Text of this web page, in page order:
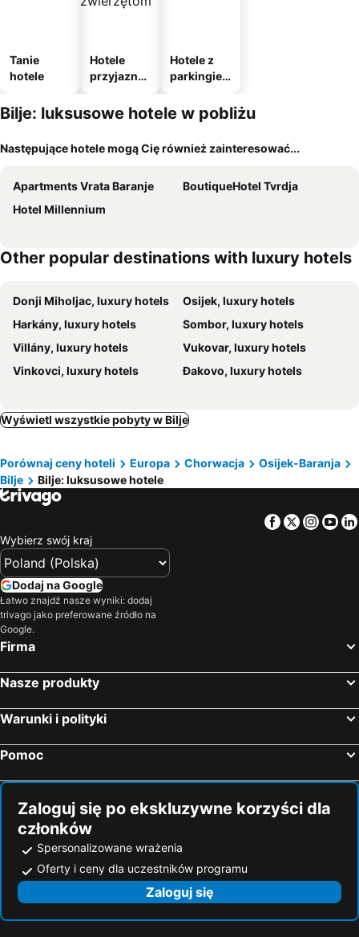
Tanie
hotele
Hotele
przyjazne
m
Hotele z
parkingie
Bilje: luksusowe hotele w pobliżu
Następujące hotele mogą Cię również zainteresować...
Apartments Vrata Baranje
BoutiqueHotel Tvrdja
Hotel Millennium
Other popular destinations with luxury hotels
Donji Miholjac, luxury hotels
Osijek, luxury hotels
Harkány, luxury hotels
Sombor, luxury hotels
Villány, luxury hotels
Vukovar, luxury hotels
Vinkovci, luxury hotels
Đakovo, luxury hotels
Wyświetl wszystkie pobyty w Bilje
Porównaj ceny hoteli Europa Chorwacja
Osijek-Baranja
Bilje
Bilje: luksusowe hotele
Facebook
Twitter
Wybierz swój kraj
Dodaj na Google
Łatwo znajdź nasze wyniki: dodaj
trivago jako preferowane źródło na
Google.
Firma
Nasze produkty
Warunki i polityki
Pomoc
Zaloguj się po ekskluzywne korzyści dla
członków
Spersonalizowane wrażenia
Oferty i ceny dla uczestników programu
Zaloguj się